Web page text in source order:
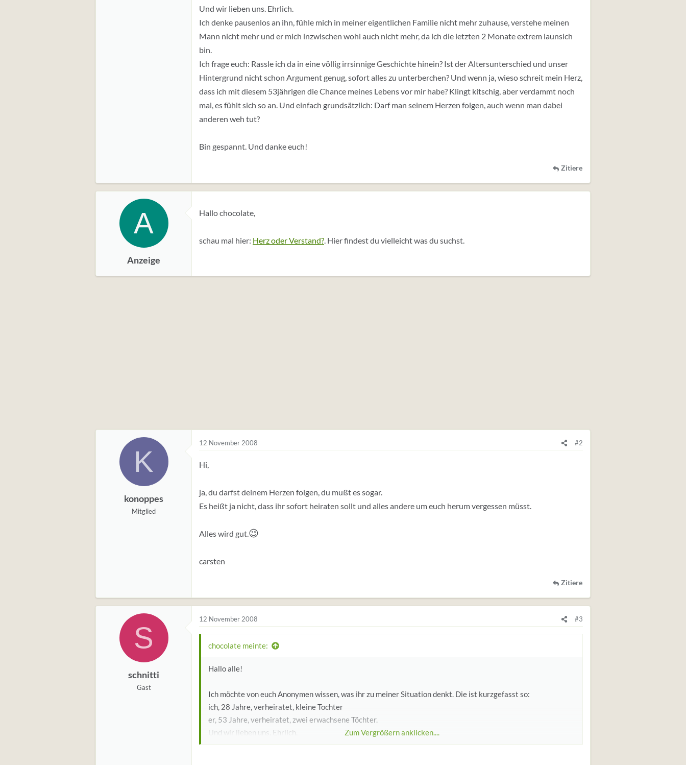
t
a
g
Und wir lieben uns. Ehrlich.
Ich denke pausenlos an ihn, fühle mich in meiner eigentlichen Familie nicht mehr zuhause, verstehe meinen
Mann nicht mehr und er mich inzwischen wohl auch nicht mehr, da ich die letzten 2 Monate extrem launsich
bin.
Ich frage euch: Rassle ich da in eine völlig irrsinnige Geschichte hinein? Ist der Altersunterschied und unser
Hintergrund nicht schon Argument genug, sofort alles zu unterberchen? Und wenn ja, wieso schreit mein Herz,
dass ich mit diesem 53jährigen die Chance meines Lebens vor mir habe? Klingt kitschig, aber verdammt noch
mal, es fühlt sich so an. Und einfach grundsätzlich: Darf man seinem Herzen folgen, auch wenn man dabei
anderen weh tut?
Bin gespannt. Und danke euch!
Zitiere
A
Anzeige
Hallo chocolate,
schau mal hier: Herz oder Verstand?. Hier findest du vielleicht was du suchst.
K
konoppes
Mitglied
12 November 2008 #2
Hi,
ja, du darfst deinem Herzen folgen, du mußt es sogar.
Es heißt ja nicht, dass ihr sofort heiraten sollt und alles andere um euch herum vergessen müsst.
Alles wird gut.😉
carsten
Zitiere
S
schnitti
Gast
12 November 2008 #3
chocolate meinte:
Hallo alle!
Ich möchte von euch Anonymen wissen, was ihr zu meiner Situation denkt. Die ist kurzgefasst so:
ich, 28 Jahre, verheiratet, kleine Tochter
er, 53 Jahre, verheiratet, zwei erwachsene Töchter.
Und wir lieben uns. Ehrlich.
Ich denke pausenlos an ihn, fühle mich in meiner eigentlichen Familie nicht mehr zuhause, verstehe meinen
Zum Vergrößern anklicken....